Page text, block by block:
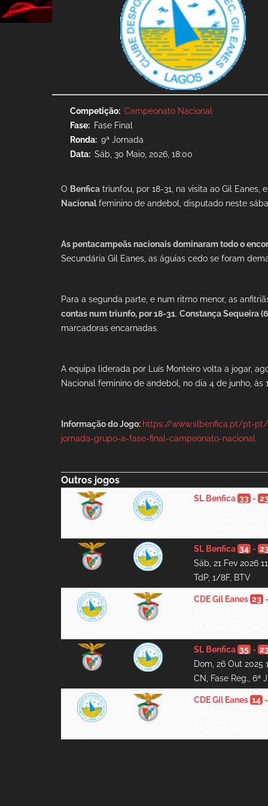
Competição
Campeonato Nacional
Fase
Fase Final
Ronda
9ª Jornada
Data
Sáb, 30 Maio, 2026, 18:00
O Benfica triunfou, por 18-31, na visita ao Gil
Nacionalfeminino de andebol, disputado neste
As pentacampeãs nacionais dominaram todo o
Secundária Gil Eanes, as águias cedo se foram
Para a segunda parte, e num ritmo menor, as
contas num triunfo, por 18-31. Constança Sequeira
marcadoras encarnadas.
A equipa liderada por Luís Monteiro volta a jogar,
Nacional feminino de andebol, no dia 4 de junho, às
Informação do Jogo: https://www.slbenfica.pt/pt-
jornada-grupo-a-fase-final-campeonato-nacional
Outros jogos
SL Benfica 33-
SL Benfica 34-
Sáb, 21 Fev 2026
TdP, 1/8F, BTV
CDE Gil Eanes 23
SL Benfica 35-
Dom, 26 Out 2025
CN, Fase Reg., 6ª
CDE Gil Eanes 14